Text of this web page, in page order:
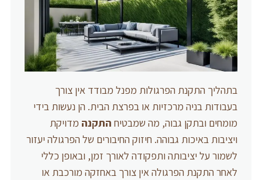
בתהליך התקנת הפרגולות מפנל מבודד אין צורך
בעבודות בניה מרכזיות או בפרצת הבית. הן נעשות בידי
מומחים ובתקן גבוה, מה שמבטיח התקנה מדויקת
ויציבות באיכות גבוהה. חיזוק החיבורים של הפרגולה יעזור
לשמור על יציבותה ותפקודה לאורך זמן, ובאופן כללי
לאחר התקנת הפרגולה אין צורך באחזקה מורכבת או